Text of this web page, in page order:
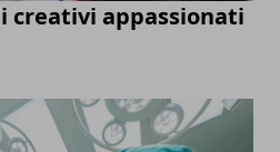
creativi appassionati